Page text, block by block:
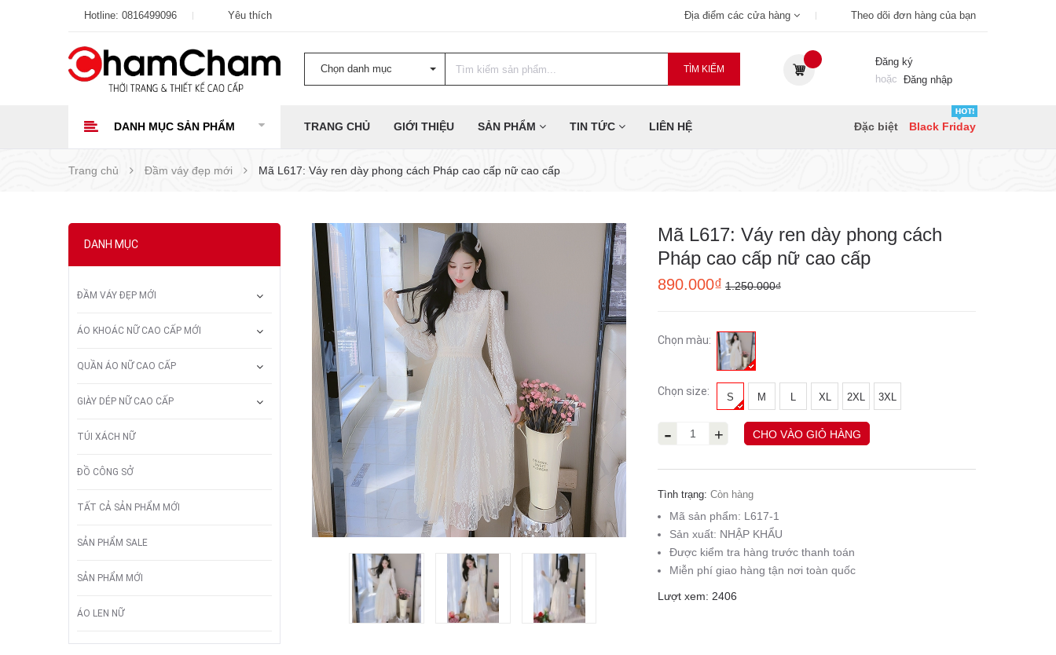
Hotline: 0816499096 Yêu thích Địa điểm các cửa hàng Theo dõi đơn hàng của bạn
Chọn danh mục TÌM KIẾM
Đăng ký
hoặc Đăng nhập
DANH MỤC SẢN PHẨM TRANG CHỦ GIỚI THIỆU SẢN PHẨM TIN TỨC LIÊN HỆ Đặc biệt Black Friday
Trang chủ Đầm váy đẹp mới Mã L617: Váy ren dày phong cách Pháp cao cấp nữ cao cấp
DANH MỤC
ĐẦM VÁY ĐẸP MỚI
ÁO KHOÁC NỮ CAO CẤP MỚI
QUẦN ÁO NỮ CAO CẤP
GIÀY DÉP NỮ CAO CẤP
TÚI XÁCH NỮ
ĐỒ CÔNG SỞ
TẤT CẢ SẢN PHẨM MỚI
SẢN PHẨM SALE
SẢN PHẨM MỚI
ÁO LEN NỮ
Mã L617: Váy ren dày phong cách
Pháp cao cấp nữ cao cấp
890.000₫ 1.250.000₫
Chọn màu:
Chọn size: S M L XL 2XL 3XL
- + CHO VÀO GIỎ HÀNG
Tình trạng: Còn hàng
Mã sản phẩm: L617-1
Sản xuất: NHẬP KHẨU
Được kiểm tra hàng trước thanh toán
Miễn phí giao hàng tận nơi toàn quốc
Lượt xem: 2406